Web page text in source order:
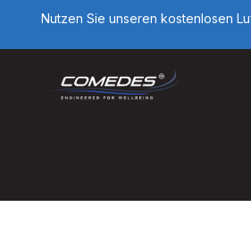
Nutzen Sie unseren kostenlosen